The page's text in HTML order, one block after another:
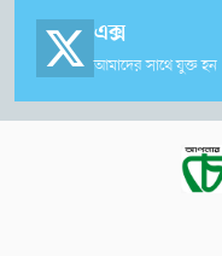
এক্স
আমাদের সাথে যুক্ত হন